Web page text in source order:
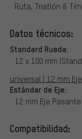
Ruta, Triatlón &
Datos técnicos:
Standard Rueda:
12 x 100 mm
universal | 12 mm
Estándar de Eje:
12 mm Eje Pasante
Compatibilidad: